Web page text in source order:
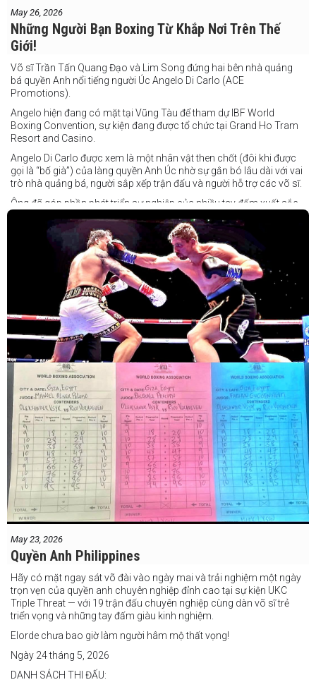
May 26, 2026
Những Người Bạn Boxing Từ Khắp Nơi Trên Thế
Giới!
Võ sĩ Trần Tấn Quang Đạo và Lim Song đứng hai bên nhà quảng
bá quyền Anh nổi tiếng người Úc Angelo Di Carlo (ACE
Promotions).
Angelo hiện đang có mặt tại Vũng Tàu để tham dự IBF World
Boxing Convention, sự kiện đang được tổ chức tại Grand Ho Tram
Resort and Casino.
Angelo Di Carlo được xem là một nhân vật then chốt (đôi khi được
gọi là “bố già”) của làng quyền Anh Úc nhờ sự gắn bó lâu dài với vai
trò nhà quảng bá, người sắp xếp trận đấu và người hỗ trợ các võ sĩ.
Ông đã góp phần phát triển sự nghiệp của nhiều tay đấm xuất sắc,
May 23, 2026
Quyền Anh Philippines
Hãy có mặt ngay sát võ đài vào ngày mai và trải nghiệm một ngày
trọn vẹn của quyền anh chuyên nghiệp đỉnh cao tại sự kiện UKC
Triple Threat — với 19 trận đấu chuyên nghiệp cùng dàn võ sĩ trẻ
triển vọng và những tay đấm giàu kinh nghiệm.
Elorde chưa bao giờ làm người hâm mộ thất vọng!
Ngày 24 tháng 5, 2026
DANH SÁCH THI ĐẤU: